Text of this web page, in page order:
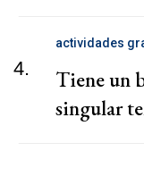
4.
actividades
Tiene un
singular